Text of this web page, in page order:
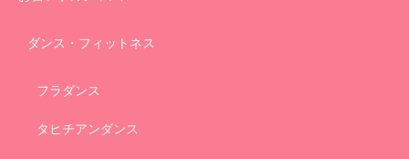
ダンス・フィットネス
フラダンス
タヒチアンダンス